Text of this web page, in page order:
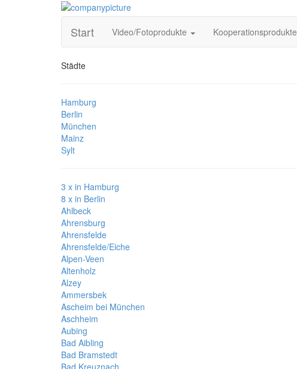
Start Video/Fotoprodukte Kooperationsprodukte
Städte
Hamburg
Berlin
München
Mainz
Sylt
3 x in Hamburg
8 x in Berlin
Ahlbeck
Ahrensburg
Ahrensfelde
Ahrensfelde/Eiche
Alpen-Veen
Altenholz
Alzey
Ammersbek
Ascheim bei München
Aschheim
Aubing
Bad Aibling
Bad Bramstedt